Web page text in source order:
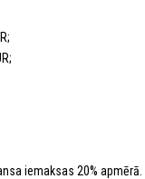
iemaksas 20%